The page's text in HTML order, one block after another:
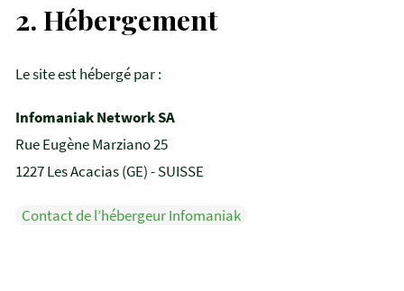
2.Hébergement
Le site est hébergé par :
Infomaniak Network SA
Rue Eugène Marziano 25
1227 Les Acacias (GE) - SUISSE
Contact de l’hébergeur Infomaniak